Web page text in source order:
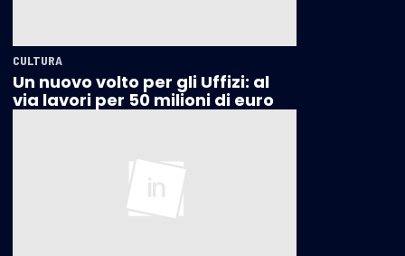
CULTURA
Un nuovo volto per gli Uffizi: al
via lavori per 50 milioni di euro